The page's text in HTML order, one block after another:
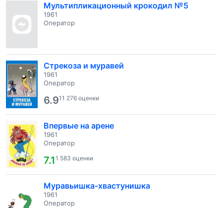
Мультипликационный крокодил №5
1961
Оператор
Стрекоза и муравей
1961
Оператор
6.911 276 оценки
Впервые на арене
1961
Оператор
7.11 583 оценки
Муравьишка-хвастунишка
1961
Оператор